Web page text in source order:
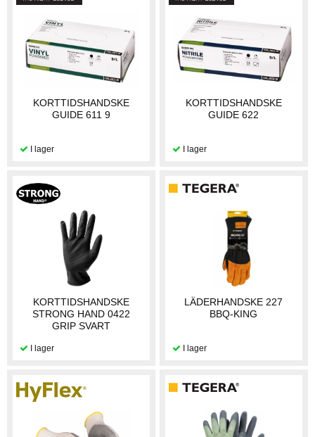
KORTTIDSHANDSKE
GUIDE 611 9
KORTTIDSHANDSKE
GUIDE 622
KORTTIDSHANDSKE
STRONG HAND 0422
GRIP SVART
LÄDERHANDSKE 227
BBQ-KING